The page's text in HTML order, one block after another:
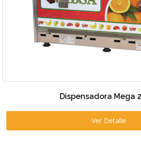
Dispensadora Mega
Ver Detalle